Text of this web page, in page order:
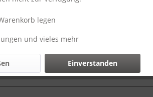
04
der folgenden Waren
legen
und vieles mehr
Einverstanden